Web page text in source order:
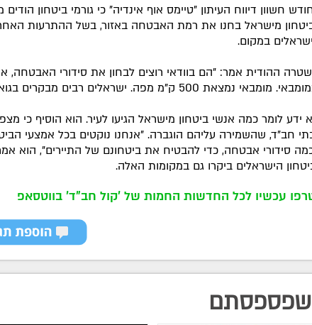
חשוון דיווח העיתון "טיימס אוף אינדיה" כי גורמי ביטחון הודים
מישראל בחנו את רמת האבטחה באזור, בשל ההתרעות
במקום.
ההודית אמר: "הם בוודאי רוצים לבחון את סידורי האבטחה,
נמצאת 500 ק"מ מפה. ישראלים רבים מבקרים בגואה".
ידע לומר כמה אנשי ביטחון מישראל הגיעו לעיר. הוא הוסיף כי
חב"ד, שהשמירה עליהם הוגברה. "אנחנו נוקטים בכל אמצעי
כמה סידורי אבטחה, כדי להבטיח את ביטחונם של התיירים", הוא
הישראלים ביקרו גם במקומות האלה.
עכשיו לכל החדשות החמות של 'קול חב"ד' בווטסאפ